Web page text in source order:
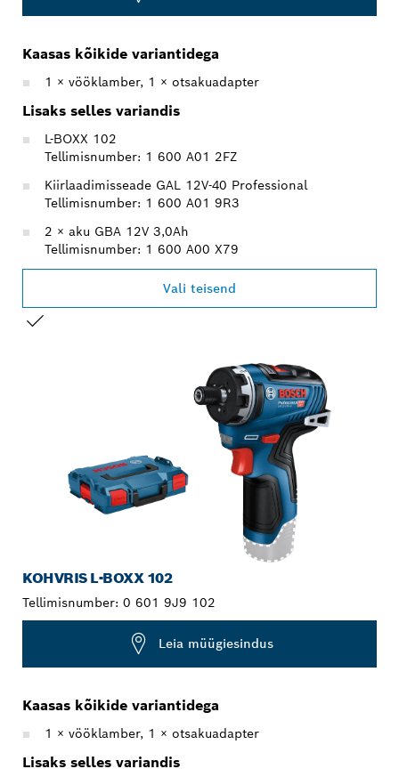
Kaasas kõikide variantidega
1 × vööklamber, 1 × otsakuadapter
Lisaks selles variandis
L-BOXX 102
Tellimisnumber: 1 600 A01 2FZ
Kiirlaadimisseade GAL 12V-40 Professional
Tellimisnumber: 1 600 A01 9R3
2 × aku GBA 12V 3,0Ah
Tellimisnumber: 1 600 A00 X79
Vali teisend
KOHVRIS L-BOXX 102
Tellimisnumber: 0 601 9J9 102
Leia müügiesindus
Kaasas kõikide variantidega
1 × vööklamber, 1 × otsakuadapter
Lisaks selles variandis